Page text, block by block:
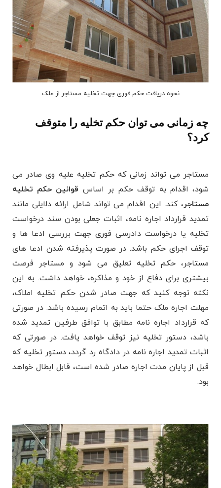
نحوه دریافت حکم فوری جهت تخلیه مستاجر از ملک
چه زمانی می توان حکم تخلیه را متوقف
کرد؟
مستاجر می ‌تواند زمانی که حکم تخلیه علیه وی صادر می
شود، اقدام به توقف حکم بر اساس قوانین حکم تخلیه
مستاجر، کند. این اقدام می ‌تواند شامل ارائه دلایلی مانند
تمدید قرارداد اجاره ‌نامه، اثبات جعلی بودن سند درخواست
تخلیه یا درخواست دادرسی فوری جهت بررسی ادعا ها و
توقف اجرای حکم باشد. در صورت پذیرفته شدن ادعا های
مستاجر، حکم تخلیه تعلیق می شود و مستاجر فرصت
بیشتری برای دفاع از خود و مذاکره، خواهد داشت. به این
نکته توجه کنید که جهت صادر شدن حکم تخلیه املاک،
مهلت اجاره ملک حتما باید به اتمام رسیده باشد. در صورتی
که قرارداد اجاره ‌نامه مطابق با توافق طرفین تمدید شده
باشد، دستور تخلیه نیز توقف خواهد یافت. در صورتی که
اثبات تمدید اجاره ‌نامه در دادگاه رد گردد، دستور تخلیه که
قبل از پایان مدت اجاره صادر شده است، قابل ابطال خواهد
بود.